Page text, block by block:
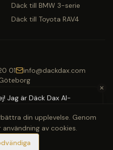
Däck till BMW 3-serie
Däck till Toyota RAV4
01
info@dackdax.com
rättigheter förbehållna.
VisaMastercard
✕
Jag är Däck Dax AI-
pris eller bokning?
din upplevelse. Genom
av cookies.